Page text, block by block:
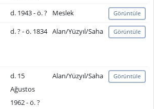
d. 1943 - ö. ? Meslek Görüntüle
d. ? - ö. 1834 Alan/Yüzyıl/Saha Görüntüle
d. 15
Ağustos
1962 - ö. ?
Alan/Yüzyıl/Saha Görüntüle